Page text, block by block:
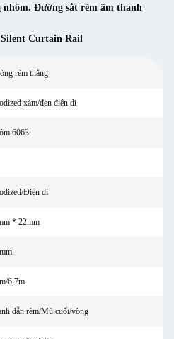
Đường sắt rèm âm thanh
Curtain Rail
rèm thẳng
xám/đen điện di
6063
Điện di
* 22mm
6,7m
dẫn rèm/Mũ cuối/vòng